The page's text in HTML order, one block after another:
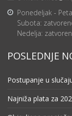
Ponedeljak -
Subota:
Nedelja:
POSLEDNJE
Postupanje u
Najniža plata za